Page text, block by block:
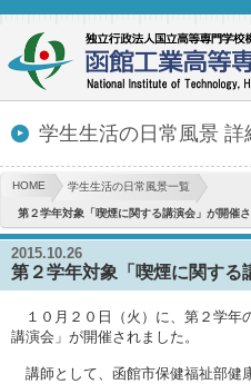
学生生活の日常風景 詳
HOME 学生生活の日常風景一覧
第２学年対象「喫煙に関する講演会」が開催さ
2015.10.26
第２学年対象「喫煙に関する
１０月２０日（火）に、第２学年
講演会」が開催されました。
講師として、函館市保健福祉部健